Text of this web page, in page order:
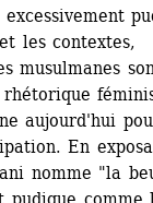
les contextes,
musulmanes
aujourd'hui
En
nomme "la
pudique comme